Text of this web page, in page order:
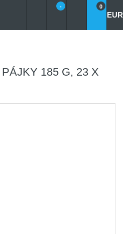
- 0
EUR
185 G, 23 X